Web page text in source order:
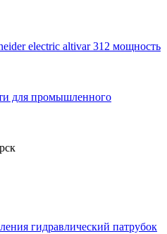
electric altivar 312 мощность
для промышленного
гидравлический патрубок